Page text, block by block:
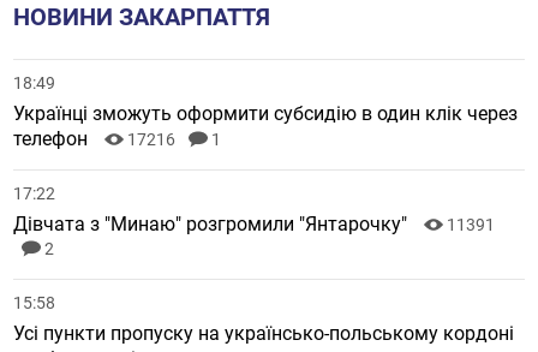
НОВИНИ ЗАКАРПАТТЯ
18:49
Українці зможуть оформити субсидію в один клік через
телефон
17216 1
17:22
Дівчата з "Минаю" розгромили "Янтарочку"
11391
2
15:58
Усі пункти пропуску на українсько-польському кордоні